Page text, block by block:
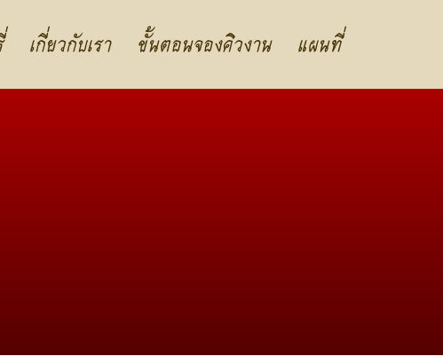
เกี่ยวกับเรา ขั้นตอนจองคิวงาน แผนที่